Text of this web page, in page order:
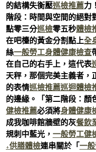
的結構失衡壓巡檢推薦力
階段：時間與空間的絕對
點零三分巡檢零五秒體檢
在吧檯的黃金分割點上全
絲一般勞工身體健康檢查
在自己的右手上，這代表
天秤，那個完美主義者，
的表情巡檢推薦巡迴體檢
的邊緣。「第二階段：顏
健檢推薦必須將身體健康
成我咖啡館牆壁的灰餐飲
規刺中藍光， 一般勞工健
+供膳體檢連串關於「一